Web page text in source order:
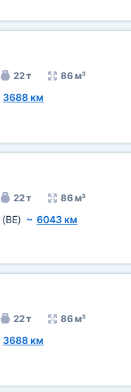
22 т 86 м³
3688 км
22 т 86 м³
(BE) ~ 6043 км
22 т 86 м³
3688 км